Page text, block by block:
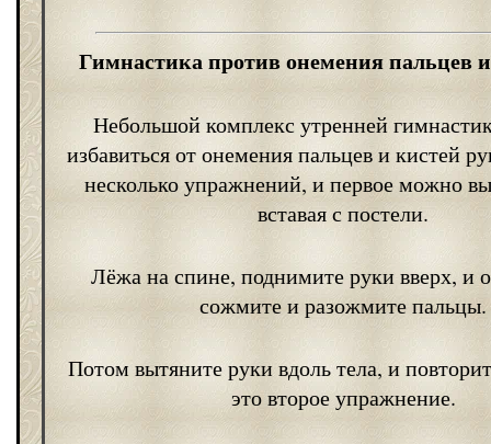
Гимнастика против онемения пальцев
Небольшой комплекс утренней
избавиться от онемения пальцев и кистей
несколько упражнений, и первое можно
вставая с постели.
Лёжа на спине, поднимите руки вверх, и
сожмите и разожмите пальцы.
Потом вытяните руки вдоль тела, и
это второе упражнение.